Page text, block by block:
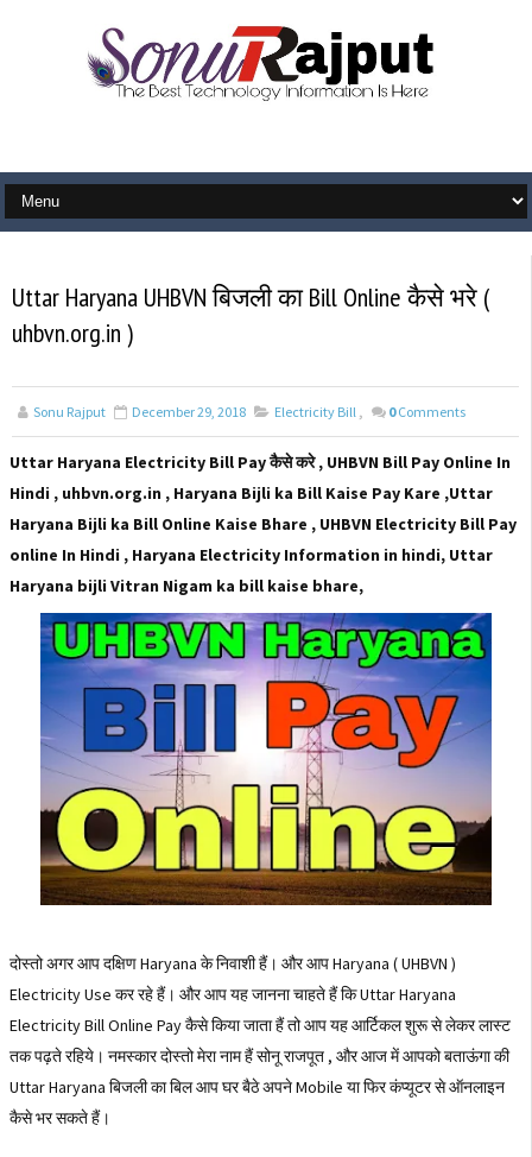
Uttar Haryana UHBVN बिजली का Bill Online कैसे भरे (
uhbvn.org.in )
Sonu Rajput December 29, 2018 Electricity Bill 0 Comments
Uttar Haryana Electricity Bill Pay कैसे करे , UHBVN Bill Pay Online In
Hindi , uhbvn.org.in , Haryana Bijli ka Bill Kaise Pay Kare ,Uttar
Haryana Bijli ka Bill Online Kaise Bhare , UHBVN Electricity Bill Pay
online In Hindi , Haryana Electricity Information in hindi, Uttar
Haryana bijli Vitran Nigam ka bill kaise bhare,
दोस्तो अगर आप दक्षिण Haryana के निवाशी हैं। और आप Haryana ( UHBVN )
Electricity Use कर रहे हैं। और आप यह जानना चाहते हैं कि Uttar Haryana
Electricity Bill Online Pay कैसे किया जाता हैं तो आप यह आर्टिकल शुरू से लेकर लास्ट
तक पढ़ते रहिये। नमस्कार दोस्तो मेरा नाम हैं सोनू राजपूत , और आज में आपको बताऊंगा की
Uttar Haryana बिजली का बिल आप घर बैठे अपने Mobile या फिर कंप्यूटर से ऑनलाइन
कैसे भर सकते हैं।